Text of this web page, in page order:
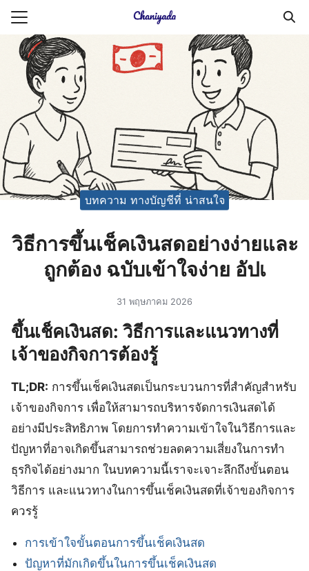
Skip
content
ยความเป็นส่วนตัว
ญชี (Accounting service)
ญชี (Accounting
Search
for:
บทความ ทางบัญชีที่ น่าสนใจ
วิธีการขึ้นเช็คเงินสดอย่างง่ายและ
ถูกต้อง ฉบับเข้าใจง่าย อัปเ
31 พฤษภาคม 2026
ขึ้นเช็คเงินสด: วิธีการและแนวทางที่
เจ้าของกิจการต้องรู้
TL;DR: การขึ้นเช็คเงินสดเป็นกระบวนการที่สำคัญสำหรับ
เจ้าของกิจการ เพื่อให้สามารถบริหารจัดการเงินสดได้
อย่างมีประสิทธิภาพ โดยการทำความเข้าใจในวิธีการและ
ปัญหาที่อาจเกิดขึ้นสามารถช่วยลดความเสี่ยงในการทำ
ธุรกิจได้อย่างมาก ในบทความนี้เราจะเจาะลึกถึงขั้นตอน
วิธีการ และแนวทางในการขึ้นเช็คเงินสดที่เจ้าของกิจการ
ควรรู้
การเข้าใจขั้นตอนการขึ้นเช็คเงินสด
ปัญหาที่มักเกิดขึ้นในการขึ้นเช็คเงินสด